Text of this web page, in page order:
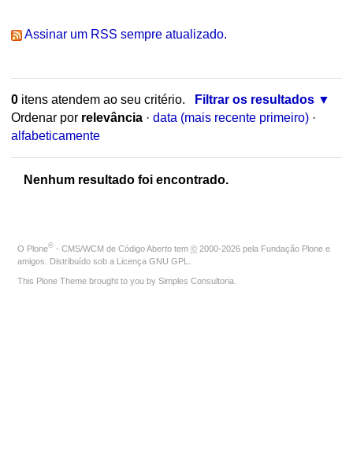
Assinar um RSS sempre atualizado.
0itens atendem ao seu critério.
Filtrar os resultados
Ordenar por relevância · data (mais recente primeiro) ·
alfabeticamente
Nenhum resultado foi encontrado.
O Plone® - CMS/WCM de Código Aberto tem © 2000-2026 pela Fundação Plone e
amigos. Distribuído sob a Licença GNU GPL
This Plone Theme brought to you by Simples Consultoria